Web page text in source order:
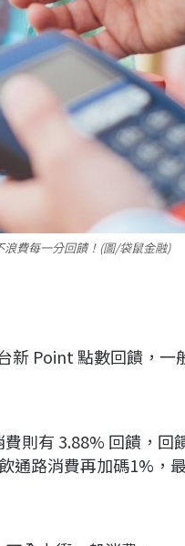
費每一分回饋！(圖/袋鼠金融)
新 Point 點數回饋，一
則有 3.88% 回饋，回
通路消費再加碼1%，